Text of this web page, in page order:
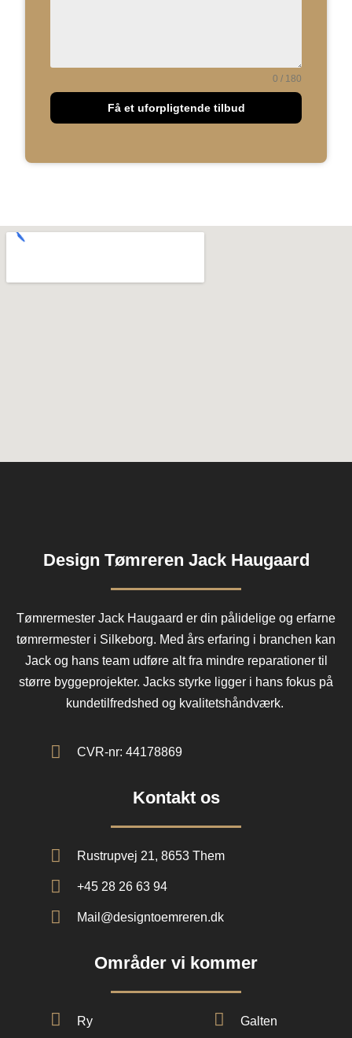
0 / 180
Få et uforpligtende tilbud
Design Tømreren Jack Haugaard
Tømrermester Jack Haugaard er din pålidelige og erfarne
tømrermester i Silkeborg. Med års erfaring i branchen kan
Jack og hans team udføre alt fra mindre reparationer til
større byggeprojekter. Jacks styrke ligger i hans fokus på
kundetilfredshed og kvalitetshåndværk.
CVR-nr: 44178869
Kontakt os
Rustrupvej 21, 8653 Them
+45 28 26 63 94
Mail@designtoemreren.dk
Områder vi kommer
Ry Galten